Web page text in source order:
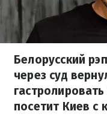
Белорусский
через суд
посетит Киев с